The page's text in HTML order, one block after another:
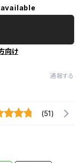
向け
通報する
(51)